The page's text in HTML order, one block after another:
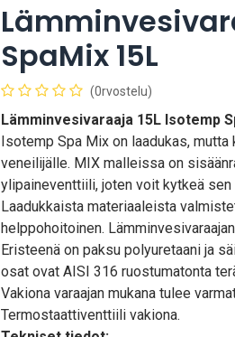
SpaMix 15L
(0rvostelu)
Lämminvesivaraaja 15L Isotemp
Isotemp Spa Mix on laadukas,
veneilijälle. MIX malleissa on
ylipaineventtiili, joten voit kytkeä
Laadukkaista materiaaleista
helppohoitoinen.
Eristeenä on paksu polyuretaani ja
osat ovat AISI 316 ruostumatonta
Vakiona varaajan mukana tulee
Termostaattiventtiili vakiona.